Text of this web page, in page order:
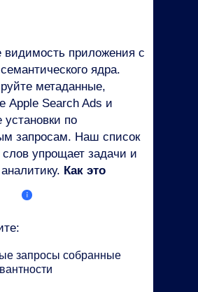
запросы собранные
видимость приложения с
ядра.
метаданные,
Apple Search Ads и
установки по
запросам. Наш список
упрощает задачи и
Как это